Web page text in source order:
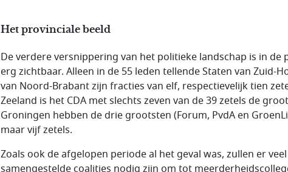
Het provinciale beeld
De verdere versnippering van het politieke landschap is in de
erg zichtbaar. Alleen in de 55 leden tellende Staten van Zuid-
van Noord-Brabant zijn fracties van elf, respectievelijk tien
Zeeland is het CDA met slechts zeven van de 39 zetels de
Groningen hebben de drie grootsten (Forum, PvdA en
maar vijf zetels.
Zoals ook de afgelopen periode al het geval was, zullen er
samengestelde coalities nodig zijn om tot